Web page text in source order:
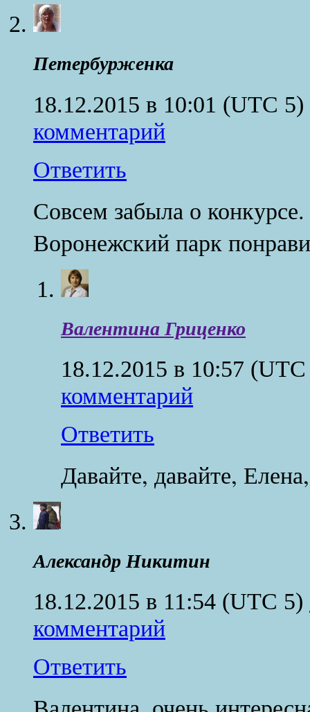
Петербурженка
18.12.2015 в 10:01 (UTC 5)
комментарий
Ответить
Совсем забыла о
Воронежский парк
Валентина Гриценко
18.12.2015 в 10:57
комментарий
Ответить
Давайте, давайте,
Александр Никитин
18.12.2015 в 11:54 (UTC 5)
комментарий
Ответить